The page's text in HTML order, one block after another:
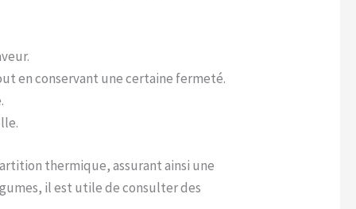
en conservant une certaine fermeté.
thermique, assurant ainsi une
il est utile de consulter des